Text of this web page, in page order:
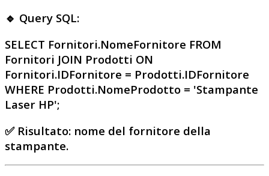
🔹 Query SQL:
SELECT Fornitori.NomeFornitore FROM
Fornitori JOIN Prodotti ON
Fornitori.IDFornitore = Prodotti.IDFornitore
WHERE Prodotti.NomeProdotto = 'Stampante
Laser HP';
✅ Risultato: nome del fornitore della
stampante.